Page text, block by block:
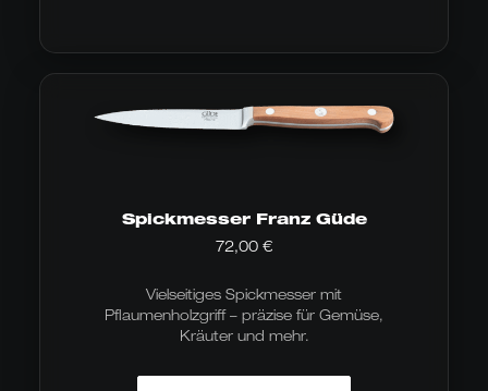
auf.
Die
können
auf
werden
Spickmesser Franz Güde
72,00 €
Vielseitiges Spickmesser mit
Pflaumenholzgriff – präzise für Gemüse,
Kräuter und mehr.